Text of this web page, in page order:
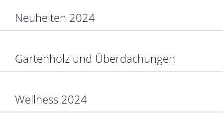
Neuheiten 2024
Gartenholz und Überdachungen
Wellness 2024